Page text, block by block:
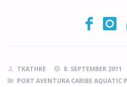
TKATHKE
8. SEPTEMBER 2011
PORT AVENTURA CARIBE AQUATIC